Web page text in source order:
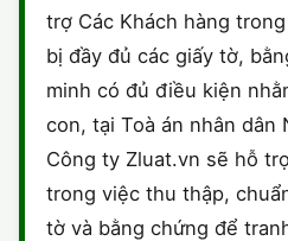
trợ Các Khách hàng
bị đầy đủ các giấy tờ,
minh có đủ điều kiện
con, tại Toà án nhân dân
Công ty Zluat.vn sẽ hỗ
trong việc thu thập,
tờ và bằng chứng để